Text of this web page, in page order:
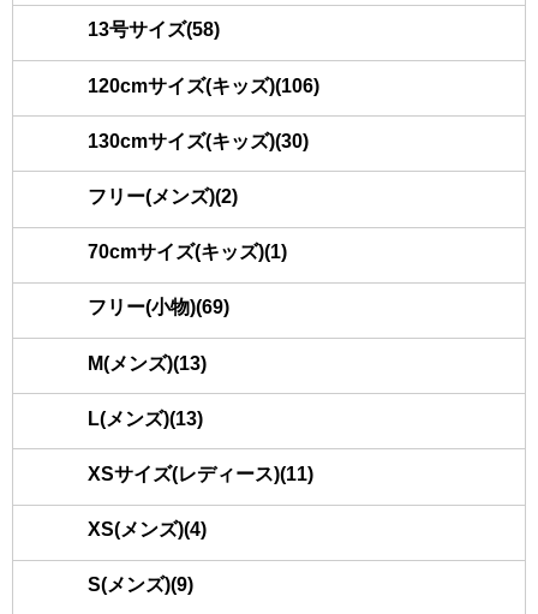
13号サイズ(58)
120cmサイズ(キッズ)(106)
130cmサイズ(キッズ)(30)
フリー(メンズ)(2)
70cmサイズ(キッズ)(1)
フリー(小物)(69)
M(メンズ)(13)
L(メンズ)(13)
XSサイズ(レディース)(11)
XS(メンズ)(4)
S(メンズ)(9)